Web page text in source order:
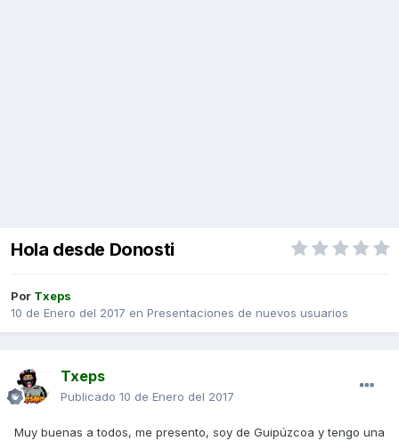
Hola desde Donosti
Por Txeps
10 de Enero del 2017 en Presentaciones de nuevos usuarios
Txeps
Publicado 10 de Enero del 2017
Muy buenas a todos, me presento, soy de Guipúzcoa y tengo una